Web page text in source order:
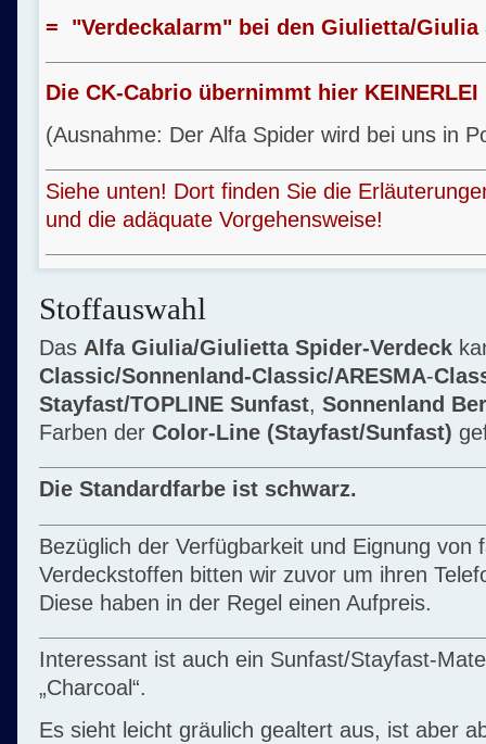
= "Verdeckalarm" bei den Giulietta/
Die CK-Cabrio übernimmt hier
(Ausnahme: Der Alfa Spider wird bei uns in
Siehe unten! Dort finden Sie die
und die adäquate Vorgehensweise!
Stoffauswahl
Das Alfa Giulia/Giulietta Spider-Verdeck
Classic/Sonnenland-Classic/ARESMA-
Stayfast/TOPLINE Sunfast, Sonnenland
Farben der Color-Line (Stayfast/Sunfast)
Die Standardfarbe ist schwarz.
Bezüglich der Verfügbarkeit und Eignung von
Verdeckstoffen bitten wir zuvor um ihren
Diese haben in der Regel einen Aufpreis.
Interessant ist auch ein Sunfast/Stayfast-
„Charcoal“.
Es sieht leicht gräulich gealtert aus, ist aber